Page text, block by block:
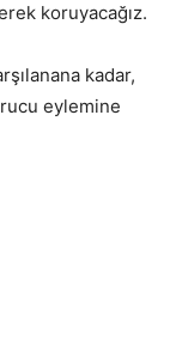
koruyacağız.
kadar,
eylemine